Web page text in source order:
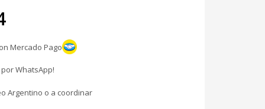
Mercado Pago
WhatsApp!
Argentino o a coordinar